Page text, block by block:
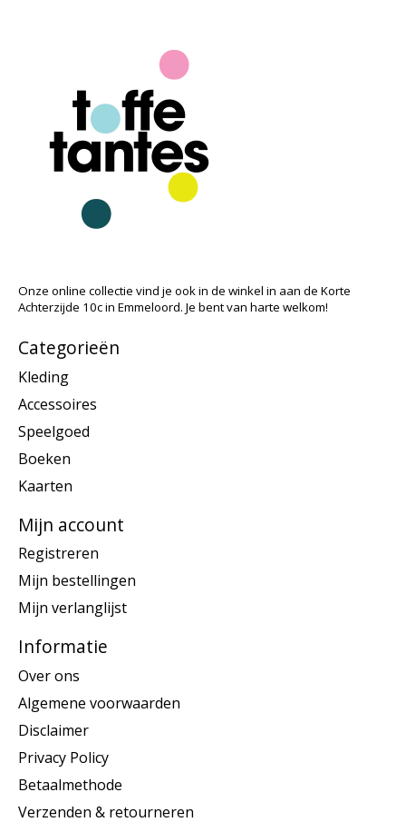
Onze online collectie vind je ook in de winkel in aan de Korte
Achterzijde 10c in Emmeloord. Je bent van harte welkom!
Categorieën
Kleding
Accessoires
Speelgoed
Boeken
Kaarten
Mijn account
Registreren
Mijn bestellingen
Mijn verlanglijst
Informatie
Over ons
Algemene voorwaarden
Disclaimer
Privacy Policy
Betaalmethode
Verzenden & retourneren